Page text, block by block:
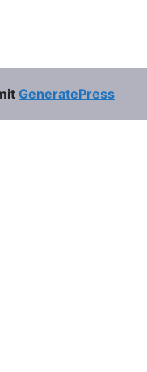
GeneratePress